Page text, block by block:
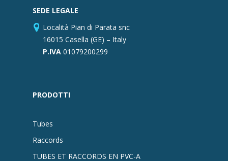
SEDE LEGALE
Località Pian di Parata snc
16015 Casella (GE) – Italy
P.IVA 01079200299
PRODOTTI
Tubes
Raccords
TUBES ET RACCORDS EN PVC-A